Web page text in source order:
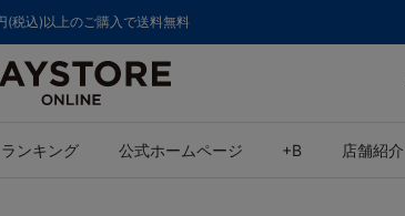
(税込)以上のご購入で送料無料
ランキング 公式ホームページ +B 店舗紹介